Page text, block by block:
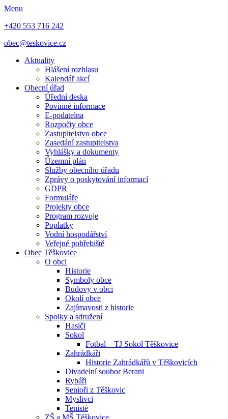
Menu
+420 553 716 242
obec@teskovice.cz
Aktuality
Hlášení rozhlasu
Kalendář akcí
Obecní úřad
Úřední deska
Povinné informace
E-podatelna
Rozpočty obce
Zastupitelstvo obce
Zasedání zastupitelstva
Vyhlášky a dokumenty
Územní plán
Služby obecního úřadu
Zprávy o poskytování informací
GDPR
Formuláře
Projekty obce
Program rozvoje
Poplatky
Vodní hospodářství
Veřejné pohřebiště
Obec Těškovice
O obci
Historie
Symboly obce
Budovy v obci
Okolí obce
Zajímavosti z historie
Spolky a sdružení
Hasiči
Sokol
Fotbal – TJ Sokol Těškovice
Zahrádkáři
Historie Zahrádkářů v Těškovicích
Divadelní soubor Berani
Rybáři
Senioři z Těškovic
Myslivci
Tenisté
ZŠ a MŠ Těškovice